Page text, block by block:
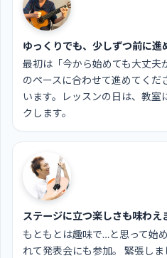
ゆっくりでも、少しずつ前に進
最初は「今から始めても大丈夫
のペースに合わせて進めてくだ
います。レッスンの日は、教室
クします。
ステージに立つ楽しさも味わえ
もともとは趣味で…と思って始
れて発表会にも参加。 緊張し